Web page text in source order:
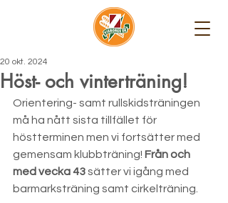
Höst- och vinterträning!
20 okt. 2024
Orientering- samt rullskidsträningen
må ha nått sista tillfället för
höstterminen men vi fortsätter med
gemensam klubbträning! Från och
med vecka 43 sätter vi igång med
barmarksträning samt cirkelträning.